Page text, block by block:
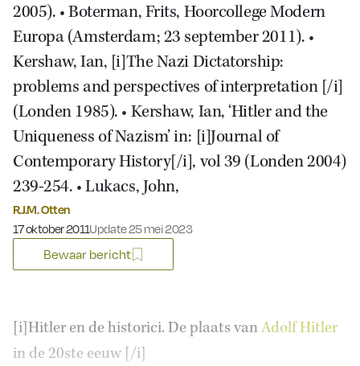
2005). • Boterman, Frits, Hoorcollege Modern
Europa (Amsterdam; 23 september 2011). •
Kershaw, Ian, [i]The Nazi Dictatorship:
problems and perspectives of interpretation [/i]
(Londen 1985). • Kershaw, Ian, ‘Hitler and the
Uniqueness of Nazism’ in: [i]Journal of
Contemporary History[/i], vol 39 (Londen 2004)
239-254. • Lukacs, John,
R.J.M. Otten
Gepubliceerd op:
17 oktober 2011Update 25 mei 2023
Bewaar bericht
[i]Hitler en de historici. De plaats vanAdolf Hitler
in de 20ste eeuw [/i]